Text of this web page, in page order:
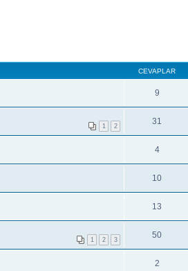
CEVAPLAR
9
1 2 31
4
10
13
1 2 3 50
2